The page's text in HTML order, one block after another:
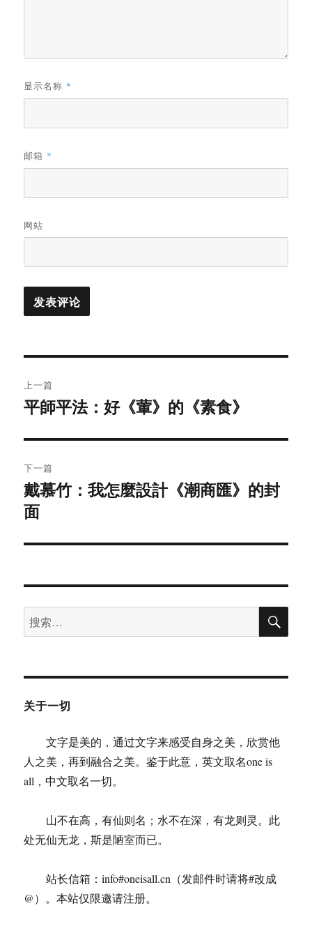
显示名称 *
邮箱 *
网站
章
航
上一篇
上
文
章：
平師平法：好《葷》的《素食》
下一篇
下
篇
章：
戴慕竹：我怎麼設計《潮商匯》的封
面
搜
索：
搜
关于一切
文字是美的，通过文字来感受自身之美，欣赏他
人之美，再到融合之美。鉴于此意，英文取名one is
all，中文取名一切。
山不在高，有仙则名；水不在深，有龙则灵。此
处无仙无龙，斯是陋室而已。
站长信箱：info#oneisall.cn（发邮件时请将#改成
@）。本站仅限邀请注册。